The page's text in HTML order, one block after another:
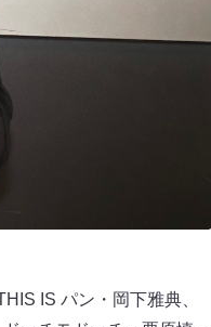
IS パン・岡下雅典、